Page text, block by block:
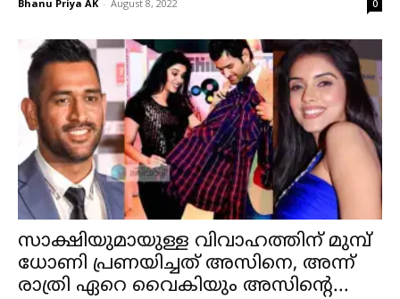
Bhanu Priya AK - August 8, 2022 0
സാക്ഷിയുമായുള്ള വിവാഹത്തിന് മുമ്പ്
ധോണി പ്രണയിച്ചത് അസിനെ, അന്ന്
രാത്രി ഏറെ വൈകിയും അസിന്റെ...